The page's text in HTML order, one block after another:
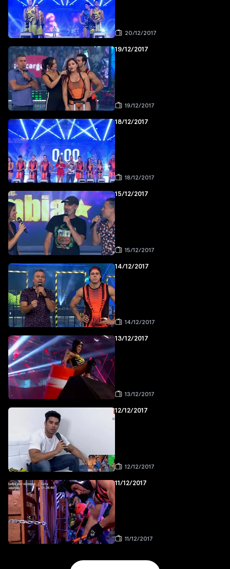
20/12/2017
19/12/2017
19/12/2017
18/12/2017
18/12/2017
15/12/2017
15/12/2017
14/12/2017
14/12/2017
13/12/2017
13/12/2017
12/12/2017
12/12/2017
11/12/2017
11/12/2017